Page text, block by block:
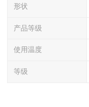
形状
产品等级
使用温度
等级